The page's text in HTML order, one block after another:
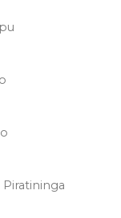
Piratininga